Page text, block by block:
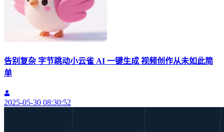
告别复杂 字节跳动小云雀 AI 一键生成 视频创作从未如此简
单
2025-05-30 08:30:52